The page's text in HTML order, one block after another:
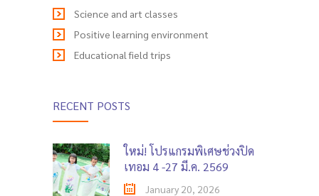
Science and art classes
Positive learning environment
Educational field trips
RECENT POSTS
ใหม่! โปรแกรมพิเศษช่วงปิด
เทอม 4 -27 มี.ค. 2569
January 20, 2026